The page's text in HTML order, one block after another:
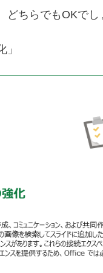
どちらでもOKでし
」